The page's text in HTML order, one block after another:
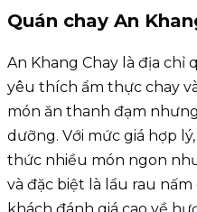
Quán chay An
An Khang Chay là địa
yêu thích ẩm thực chay
món ăn thanh đạm
dưỡng. Với mức giá hợp
thức nhiều món ngon
và đặc biệt là lẩu rau